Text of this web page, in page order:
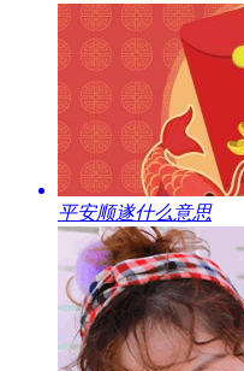
​平安顺遂什么意思